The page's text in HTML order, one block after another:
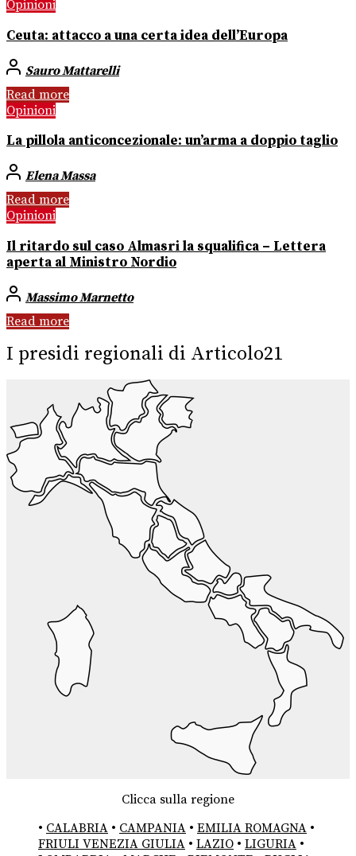
Opinioni
Ceuta: attacco a una certa idea dell’Europa
Sauro Mattarelli
Read more
Opinioni
La pillola anticoncezionale: un’arma a doppio taglio
Elena Massa
Read more
Opinioni
Il ritardo sul caso Almasri la squalifica – Lettera
aperta al Ministro Nordio
Massimo Marnetto
Read more
I presidi regionali di Articolo21
Clicca sulla regione
• CALABRIA • CAMPANIA • EMILIA ROMAGNA •
FRIULI VENEZIA GIULIA • LAZIO • LIGURIA •